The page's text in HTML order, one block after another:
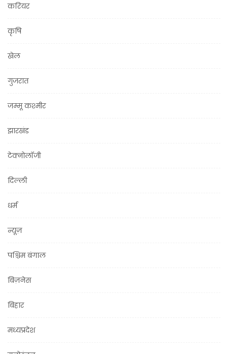
करियर
कृषि
खेल
गुजरात
जम्मू कश्मीर
झारखंड
टेक्नोलॉजी
दिल्ली
धर्म
न्यूज़
पश्चिम बंगाल
बिज़नेस
बिहार
मध्यप्रदेश